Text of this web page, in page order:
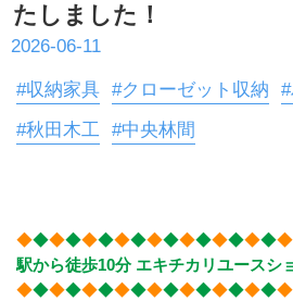
たしました！
2026-06-11
#収納家具 #クローゼット収納
#秋田木工
#中央林間
◆◆◆◆◆◆◆◆◆◆◆◆◆◆◆◆◆
駅から徒歩10分 エキチカリユースシ
◆◆◆◆◆◆◆◆◆◆◆◆◆◆◆◆◆